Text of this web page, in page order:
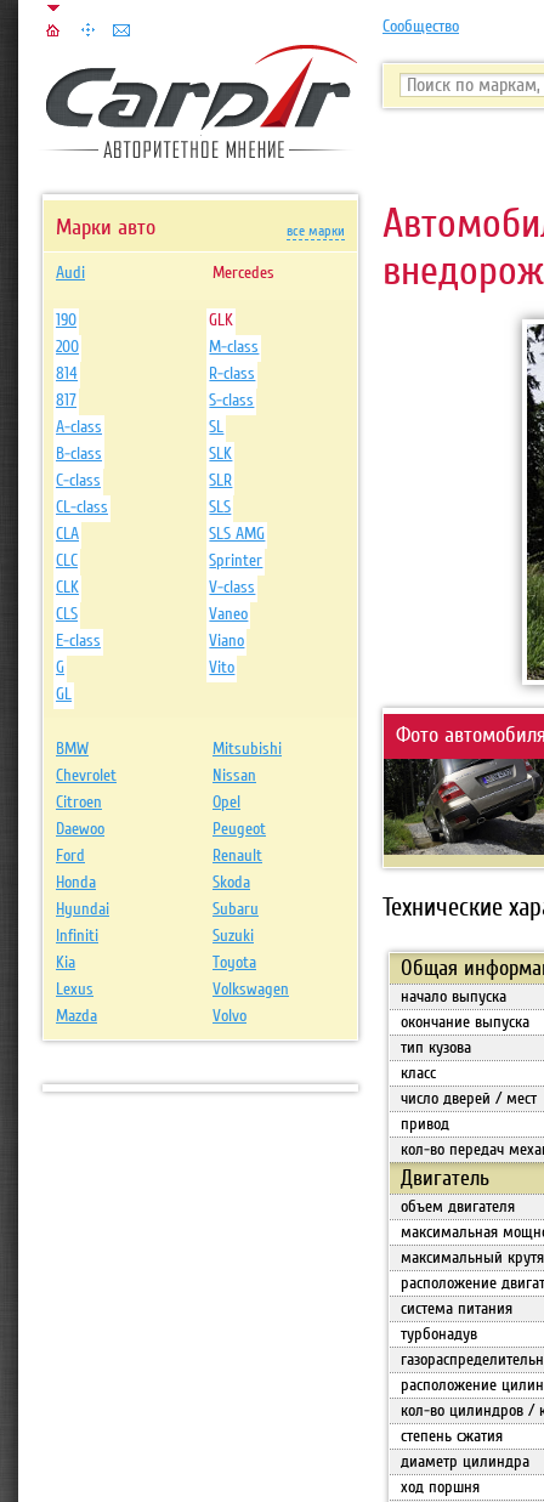
Сообщество
Фото
Технические
Общая
начало выпуска
окончание выпуска
тип кузова
класс
число дверей / мест
привод
кол-во передач
Двигатель
объем двигателя
максимальная
максимальный
расположение
система питания
турбонадув
расположение
кол-во цилиндров /
степень сжатия
диаметр цилиндра
ход поршня
Марки авто все марки
Audi Mercedes
190
200
814
817
A-class
B-class
C-class
CL-class
CLA
CLC
CLK
CLS
E-class
G
GL
GLK
M-class
R-class
S-class
SL
SLK
SLR
SLS
SLS AMG
Sprinter
V-class
Vaneo
Viano
Vito
BMW
Mitsubishi
Chevrolet
Nissan
Citroen
Opel
Daewoo
Peugeot
Ford
Renault
Honda
Skoda
Hyundai
Subaru
Infiniti
Suzuki
Kia
Toyota
Lexus
Volkswagen
Mazda
Volvo